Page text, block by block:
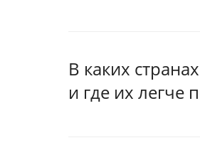
В каких
и где их легче